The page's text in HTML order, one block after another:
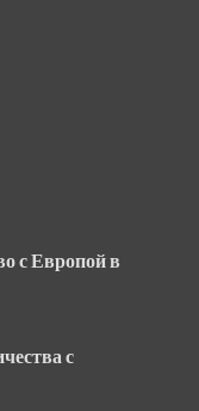
с Европой в
с